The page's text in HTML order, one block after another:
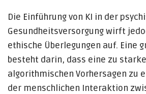
Die Einführung von KI in der
Gesundheitsversorgung wirft
ethische Überlegungen auf. Eine
besteht darin, dass eine zu
algorithmischen Vorhersagen zu
der menschlichen Interaktion